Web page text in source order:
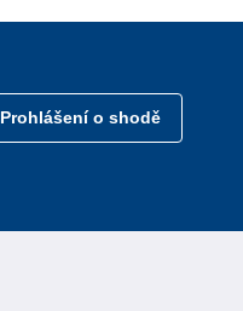
Prohlášení o shodě